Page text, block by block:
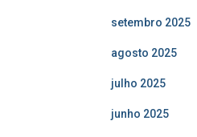
setembro 2025
agosto 2025
julho 2025
junho 2025